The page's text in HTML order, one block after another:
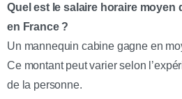
Quel est le salaire horaire moyen
en France ?
Un mannequin cabine gagne en
Ce montant peut varier selon
de la personne.